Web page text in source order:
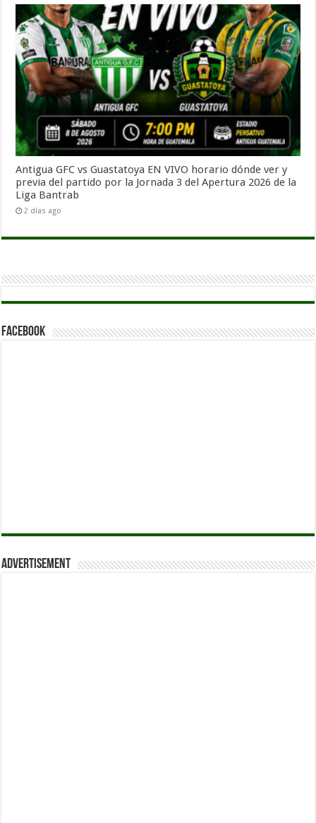
Antigua GFC vs Guastatoya EN VIVO horario dónde ver y
previa del partido por la Jornada 3 del Apertura 2026 de la
Liga Bantrab
2 días ago
Facebook
Advertisement